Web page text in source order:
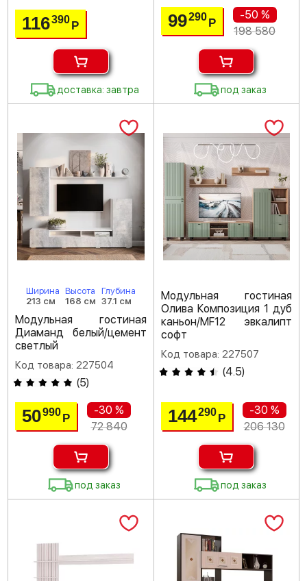
116390Р
доставка: завтра
99290 Р
-50 %
198 580
под заказ
Ширина
213 см
Высота
168 см
Глубина
37.1 см
Модульная гостиная
Диаманд белый/цемент
светлый
Код товара: 227504
(5)
50990Р
-30 %
72 840
под заказ
Модульная гостиная
Олива Композиция 1 дуб
каньон/MF12 эвкалипт
софт
Код товара: 227507
(4.5)
144290 Р
-30 %
206 130
под заказ